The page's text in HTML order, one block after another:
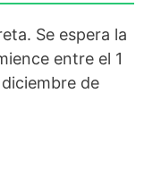
Se espera la
entre el 1
de